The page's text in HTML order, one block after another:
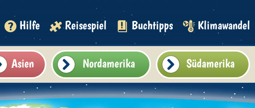
Hilfe Reisespiel Buchtipps Klimawandel
Asien Nordamerika Südamerika